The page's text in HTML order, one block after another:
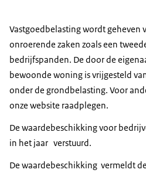
Vastgoedbelasting wordt geheven
onroerende zaken zoals een
bedrijfspanden. De door de
bewoonde woning is vrijgesteld
onder de grondbelasting. Voor
onze website raadplegen.
De waardebeschikking voor
in het jaar verstuurd.
De waardebeschikking vermeldt